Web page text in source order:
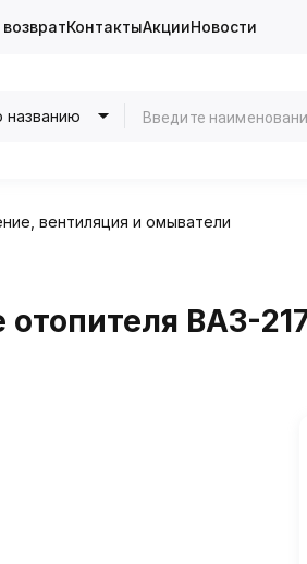
КонтактыАкцииНовости
названию
вентиляция и омыватели
ВАЗ-